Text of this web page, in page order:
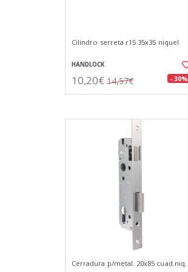
Cilindro serreta r15 35x35 niquel
HANDLOCK
10,20€ 14,57€ - 30%
Cerradura p/metal. 20x85 cuad.niq.